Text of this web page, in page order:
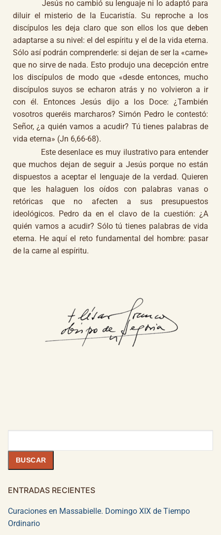
Jesús no cambió su lenguaje ni lo adaptó para
diluir el misterio de la Eucaristía. Su reproche a los
discípulos les deja claro que son ellos los que deben
adaptarse a su nivel: el del espíritu y el de la vida eterna.
Sólo así podrán comprenderle: si dejan de ser la «carne»
que no sirve de nada. Esto produjo una decepción entre
los discípulos de modo que «desde entonces, mucho
discípulos suyos se echaron atrás y no volvieron a ir
con él. Entonces Jesús dijo a los Doce: ¿También
vosotros queréis marcharos? Simón Pedro le contestó:
Señor, ¿a quién vamos a acudir? Tú tienes palabras de
vida eterna» (Jn 6,66-68).
Este desenlace es muy ilustrativo para entender
que muchos dejan de seguir a Jesús porque no están
dispuestos a aceptar el lenguaje de la verdad. Quieren
que les halaguen los oídos con palabras vanas o
retóricas que no afecten a sus presupuestos
ideológicos. Pedro da en el clavo de la cuestión: ¿A
quién vamos a acudir? Sólo tú tienes palabras de vida
eterna. He aquí el reto fundamental del hombre: pasar
de la carne al espíritu.
BUSCAR
ENTRADAS RECIENTES
Curaciones en Massabielle. Domingo XIX de Tiempo
Ordinario